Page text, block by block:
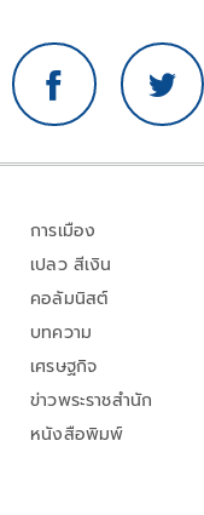
การเมือง
เปลว สีเงิน
คอลัมนิสต์
บทความ
เศรษฐกิจ
ข่าวพระราชสำนัก
หนังสือพิมพ์